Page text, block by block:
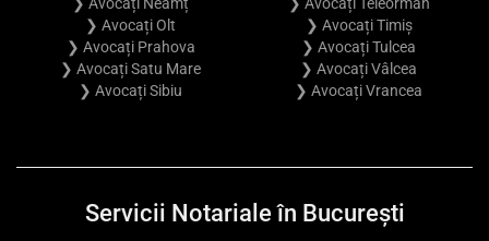
❯ Avocați Olt
❯ Avocați Prahova
❯ Avocați Satu Mare
❯ Avocați Sibiu
❯ Avocați Timiș
❯ Avocați Tulcea
❯ Avocați Vâlcea
❯ Avocați Vrancea
Servicii Notariale în București